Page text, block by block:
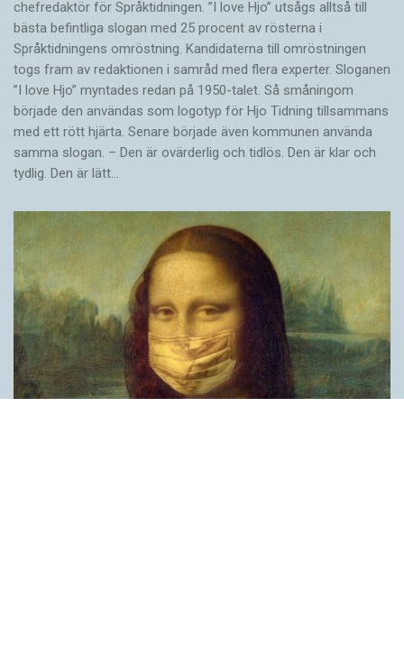
chefredaktör för Språktidningen. ”I love Hjo” utsågs alltså till
bästa befintliga slogan med 25 procent av rösterna i
Språktidningens omröstning. Kandidaterna till omröstningen
togs fram av redaktionen i samråd med flera experter. Sloganen
”I love Hjo” myntades redan på 1950-talet. Så småningom
började den användas som logotyp för Hjo Tidning tillsammans
med ett rött hjärta. Senare började även kommunen använda
samma slogan. – Den är ovärderlig och tidlös. Den är klar och
tydlig. Den är lätt…